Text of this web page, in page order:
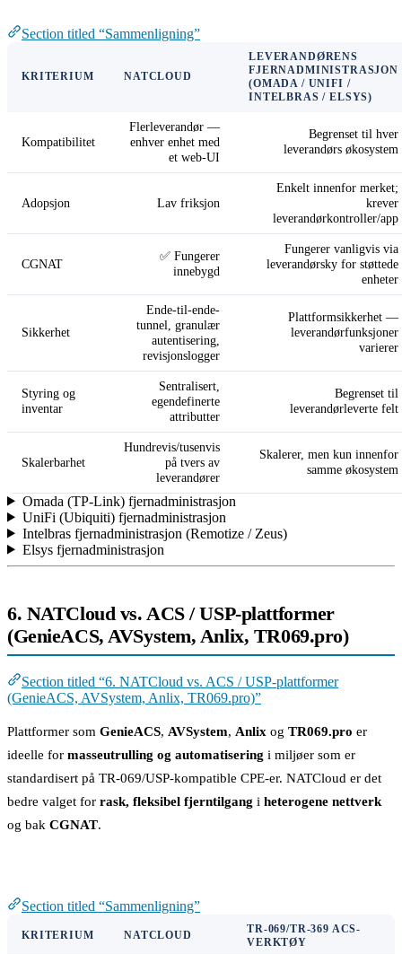
Section titled “Sammenligning”
KRITERIUM NATCLOUD
LEVERANDØRENS
FJERNADMINISTRASJON
(OMADA / UNIFI /
INTELBRAS / ELSYS)
Kompatibilitet
Flerleverandør —
enhver enhet med
et web-UI
Begrenset til hver
leverandørs økosystem
Adopsjon Lav friksjon
Enkelt innenfor merket;
krever
leverandørkontroller/app
CGNAT
✅ Fungerer
innebygd
Fungerer vanligvis via
leverandørsky for støttede
enheter
Sikkerhet
Ende-til-ende-
tunnel, granulær
autentisering,
revisjonslogger
Plattformsikkerhet —
leverandørfunksjoner
varierer
Styring og
inventar
Sentralisert,
egendefinerte
attributter
Begrenset til
leverandørleverte felt
Skalerbarhet
Hundrevis/tusenvis
på tvers av
leverandører
Skalerer, men kun innenfor
samme økosystem
Omada (TP-Link) fjernadministrasjon
UniFi (Ubiquiti) fjernadministrasjon
Intelbras fjernadministrasjon (Remotize / Zeus)
Elsys fjernadministrasjon
6. NATCloud vs. ACS / USP-plattformer
(GenieACS, AVSystem, Anlix, TR069.pro)
Section titled “6. NATCloud vs. ACS / USP-plattformer
(GenieACS, AVSystem, Anlix, TR069.pro)”
Plattformer som GenieACS, AVSystem, Anlix og TR069.pro er
ideelle for masseutrulling og automatisering i miljøer som er
standardisert på TR-069/USP-kompatible CPE-er. NATCloud er det
bedre valget for rask, fleksibel fjerntilgang i heterogene nettverk
og bak CGNAT.
Section titled “Sammenligning”
KRITERIUM NATCLOUD
TR-069/TR-369 ACS-
VERKTØY